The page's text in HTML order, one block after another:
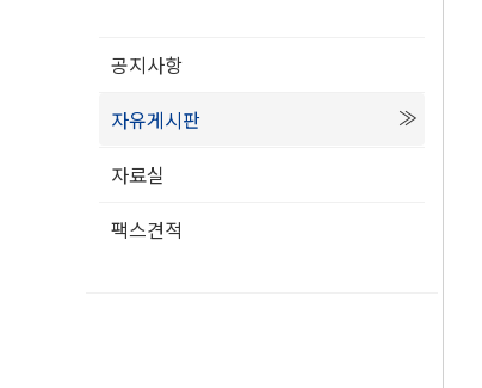
공지사항
자유게시판
자료실
팩스견적